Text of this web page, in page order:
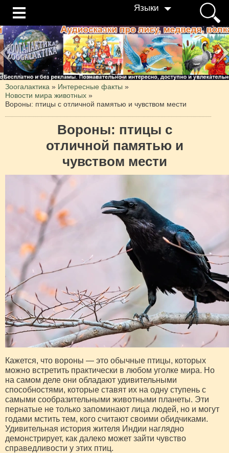
Языки
Зоогалактика » Интересные факты »
Новости мира животных »
Вороны: птицы с отличной памятью и чувством мести
Вороны: птицы с
отличной памятью и
чувством мести
Кажется, что вороны — это обычные птицы, которых
можно встретить практически в любом уголке мира. Но
на самом деле они обладают удивительными
способностями, которые ставят их на одну ступень с
самыми сообразительными животными планеты. Эти
пернатые не только запоминают лица людей, но и могут
годами мстить тем, кого считают своими обидчиками.
Удивительная история жителя Индии наглядно
демонстрирует, как далеко может зайти чувство
справедливости у этих птиц.